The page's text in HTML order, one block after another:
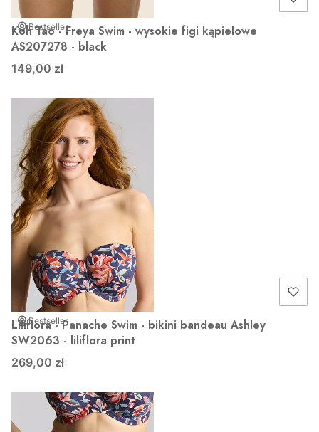
Bestseller
Koh Tao - Freya Swim - wysokie figi kąpielowe
AS207278 - black
149,00 zł
Bestseller
Liliflora - Panache Swim - bikini bandeau Ashley
SW2063 - liliflora print
269,00 zł